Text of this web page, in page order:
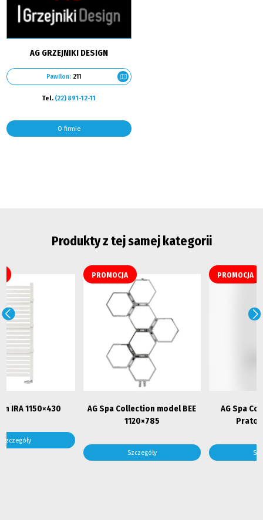
AG GRZEJNIKI DESIGN
Pawilon: 211
Tel. (22) 891-12-11
O firmie
Produkty z tej samej kategorii
AG Spa Collection model BEE
Szczegóły
AG Spa Collection model
Szczegóły